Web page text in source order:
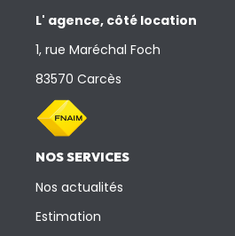
L' agence, côté location
1, rue Maréchal Foch
83570 Carcès
NOS SERVICES
Nos actualités
Estimation